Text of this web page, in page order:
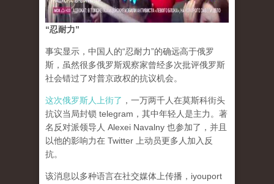
“忍耐力”
事实显示，中国人的“忍耐力”的确远高于俄罗
斯，虽然很多俄罗斯观察家曾经多次批评俄罗斯
社会错过了对普京政权的抗议机会。
这次俄罗斯人上街了 ，一万两千人在莫斯科街头
抗议当局封锁 telegram，其中年轻人是主力。著
名反对派领导人 Alexei Navalny 也参加了，并且
以他的影响力在 Twitter 上动员更多人加入反
抗。
该消息以多种语言在社交媒体上传播，iyouport